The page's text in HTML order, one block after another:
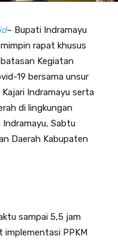
– Bupati Indramayu
rapat khusus
Kegiatan
19 bersama unsur
Indramayu serta
di lingkungan
Sabtu
Daerah Kabupaten
sampai 5,5 jam
implementasi PPKM